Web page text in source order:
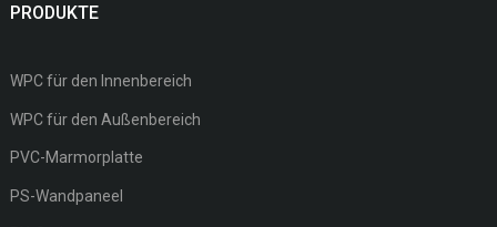
PRODUKTE
WPC für den Innenbereich
WPC für den Außenbereich
PVC-Marmorplatte
PS-Wandpaneel